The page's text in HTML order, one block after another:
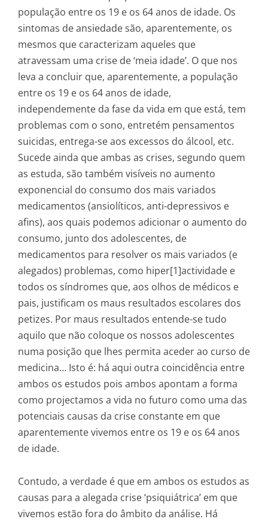
população entre os 19 e os 64 anos de idade. Os
sintomas de ansiedade são, aparentemente, os
mesmos que caracterizam aqueles que
atravessam uma crise de ‘meia idade’. O que nos
leva a concluir que, aparentemente, a população
entre os 19 e os 64 anos de idade,
independemente da fase da vida em que está, tem
problemas com o sono, entretém pensamentos
suicidas, entrega-se aos excessos do álcool, etc.
Sucede ainda que ambas as crises, segundo quem
as estuda, são também visíveis no aumento
exponencial do consumo dos mais variados
medicamentos (ansiolíticos, anti-depressivos e
afins), aos quais podemos adicionar o aumento do
consumo, junto dos adolescentes, de
medicamentos para resolver os mais variados (e
alegados) problemas, como hiper[1]actividade e
todos os síndromes que, aos olhos de médicos e
pais, justificam os maus resultados escolares dos
petizes. Por maus resultados entende-se tudo
aquilo que não coloque os nossos adolescentes
numa posição que lhes permita aceder ao curso de
medicina… Isto é: há aqui outra coincidência entre
ambos os estudos pois ambos apontam a forma
como projectamos a vida no futuro como uma das
potenciais causas da crise constante em que
aparentemente vivemos entre os 19 e os 64 anos
de idade.
Contudo, a verdade é que em ambos os estudos as
causas para a alegada crise ‘psiquiátrica’ em que
vivemos estão fora do âmbito da análise. Há